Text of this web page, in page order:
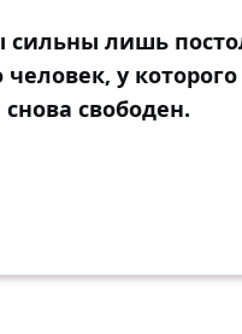
сильны лишь
человек, у
снова свободен.